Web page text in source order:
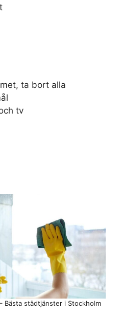
ta bort alla
tv
Bästa städtjänster i Stockholm